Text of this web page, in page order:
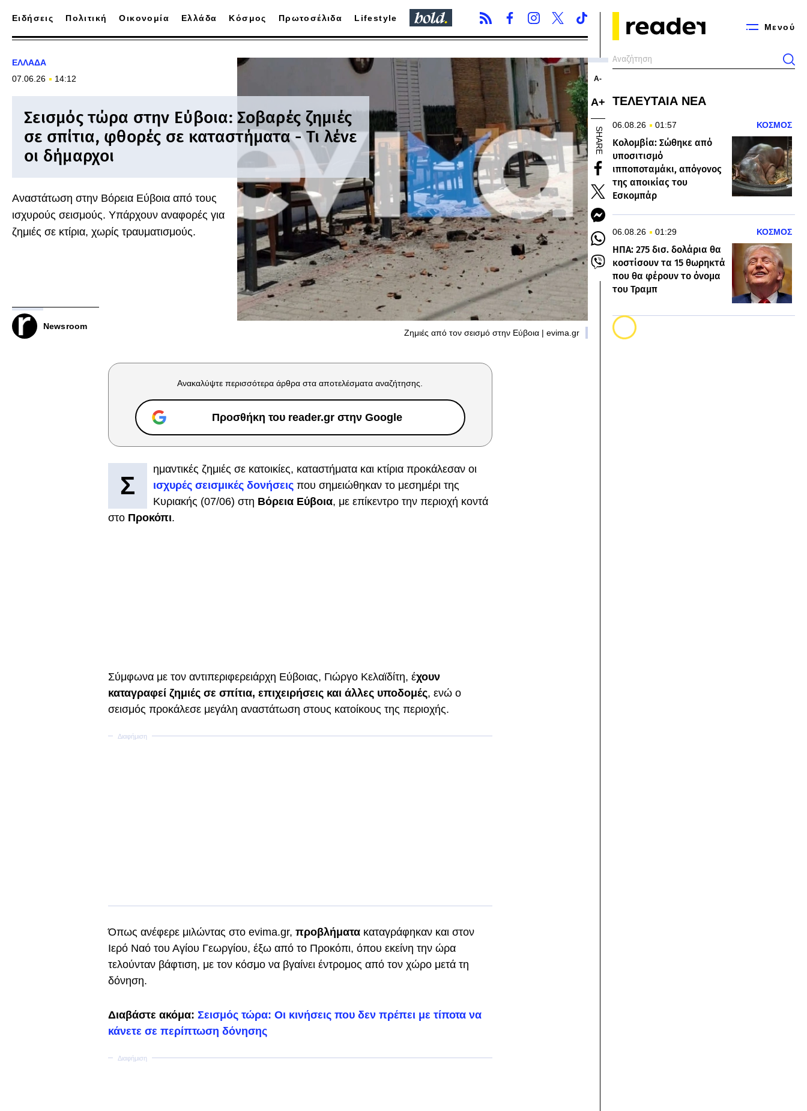
Μενού
Ειδήσεις Πολιτική Οικονομία Ελλάδα Κόσμος Πρωτοσέλιδα Lifestyle
ΕΛΛΑΔΑ
07.06.26
14:12
Σεισμός τώρα στην Εύβοια: Σοβαρές ζημιές
σε σπίτια, φθορές σε καταστήματα - Τι λένε
οι δήμαρχοι
Αναστάτωση στην Βόρεια Εύβοια από τους
ισχυρούς σεισμούς. Υπάρχουν αναφορές για
ζημιές σε κτίρια, χωρίς τραυματισμούς.
Newsroom
Ζημιές από τον σεισμό στην Εύβοια | evima.gr
Α-
Α+
SHARE
Ανακαλύψτε περισσότερα άρθρα στα αποτελέσματα αναζήτησης.
Προσθήκη του reader.gr στην Google
Σ
ημαντικές ζημιές σε κατοικίες, καταστήματα και κτίρια προκάλεσαν οι
ισχυρές σεισμικές δονήσεις που σημειώθηκαν το μεσημέρι της
Κυριακής (07/06) στη Βόρεια Εύβοια, με επίκεντρο την περιοχή κοντά
στο Προκόπι.
Σύμφωνα με τον αντιπεριφερειάρχη Εύβοιας, Γιώργο Κελαϊδίτη, έχουν
καταγραφεί ζημιές σε σπίτια, επιχειρήσεις και άλλες υποδομές, ενώ ο
σεισμός προκάλεσε μεγάλη αναστάτωση στους κατοίκους της περιοχής.
Όπως ανέφερε μιλώντας στο evima.gr, προβλήματα καταγράφηκαν και στον
Ιερό Ναό του Αγίου Γεωργίου, έξω από το Προκόπι, όπου εκείνη την ώρα
τελούνταν βάφτιση, με τον κόσμο να βγαίνει έντρομος από τον χώρο μετά τη
δόνηση.
Διαβάστε ακόμα: Σεισμός τώρα: Oι κινήσεις που δεν πρέπει με τίποτα να
κάνετε σε περίπτωση δόνησης
ΤΕΛΕΥΤΑΙΑ ΝΕΑ
06.08.26 01:57 ΚΟΣΜΟΣ
Κολομβία: Σώθηκε από
υποσιτισμό
ιπποποταμάκι, απόγονος
της αποικίας του
Εσκομπάρ
06.08.26 01:29 ΚΟΣΜΟΣ
ΗΠΑ: 275 δισ. δολάρια θα
κοστίσουν τα 15 θωρηκτά
που θα φέρουν το όνομα
του Τραμπ